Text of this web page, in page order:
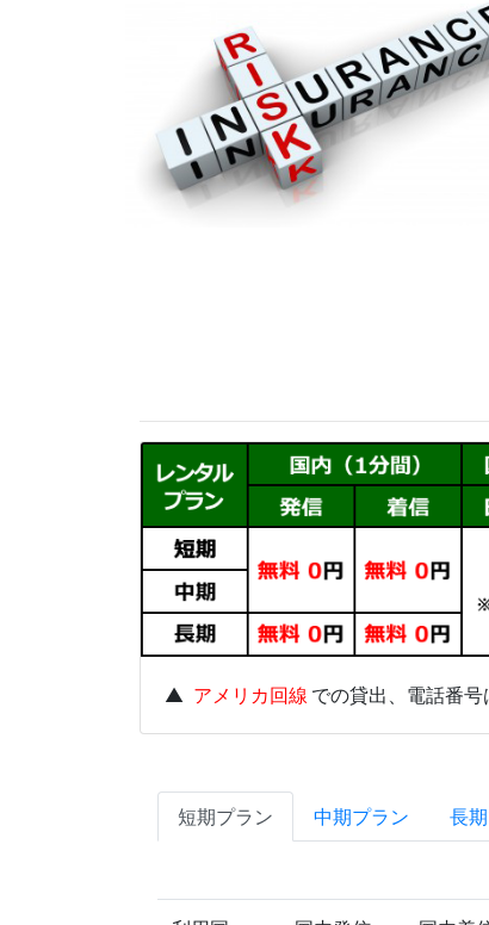
▲ アメリカ回線 での貸出、電話番号
短期プラン 中期プラン 長